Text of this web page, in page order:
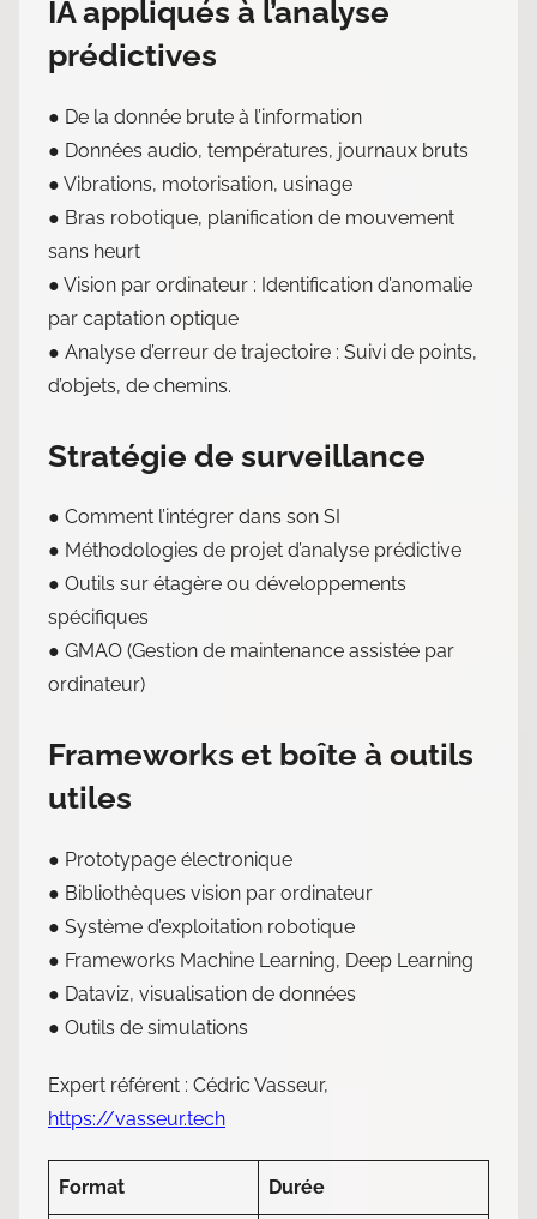
IA appliqués à l’analyse
prédictives
● De la donnée brute à l’information
● Données audio, températures, journaux bruts
● Vibrations, motorisation, usinage
● Bras robotique, planification de mouvement
sans heurt
● Vision par ordinateur : Identification d’anomalie
par captation optique
● Analyse d’erreur de trajectoire : Suivi de points,
d’objets, de chemins.
Stratégie de surveillance
● Comment l’intégrer dans son SI
● Méthodologies de projet d’analyse prédictive
● Outils sur étagère ou développements
spécifiques
● GMAO (Gestion de maintenance assistée par
ordinateur)
Frameworks et boîte à outils
utiles
● Prototypage électronique
● Bibliothèques vision par ordinateur
● Système d’exploitation robotique
● Frameworks Machine Learning, Deep Learning
● Dataviz, visualisation de données
● Outils de simulations
Expert référent : Cédric Vasseur,
https://vasseur.tech
Format Durée